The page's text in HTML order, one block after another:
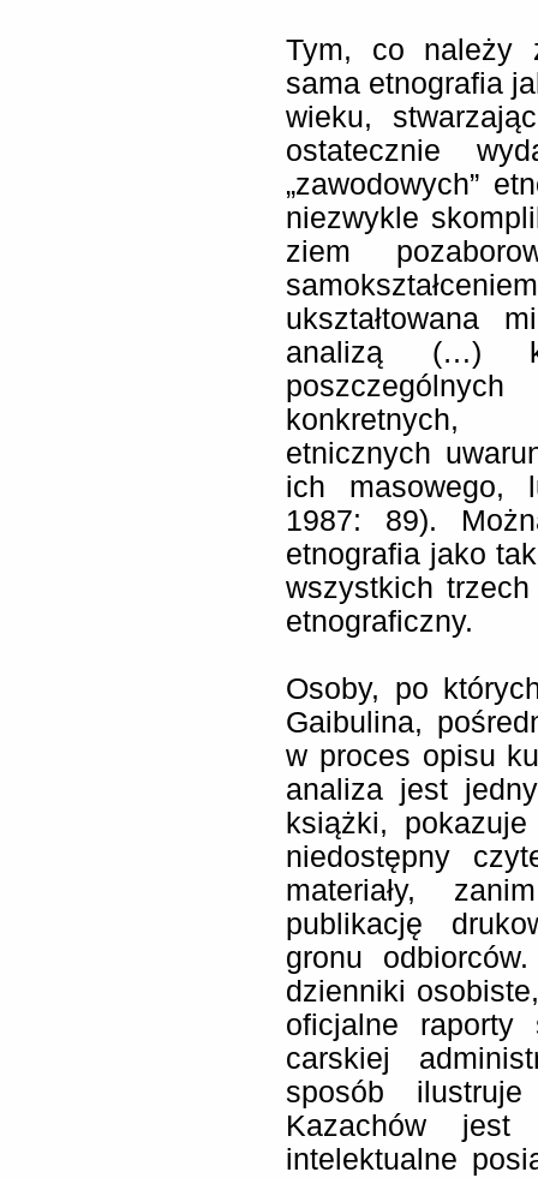
Tym, co należy
sama etnografia
wieku,
ostatecznie
„zawodowych”
niezwykle
ziem
ukształtowana
analizą (…)
konkretnych,
etnicznych
ich masowego,
1987: 89).
etnografia jako
wszystkich trzech
etnograficzny.
Osoby, po
Gaibulina,
w proces opisu
analiza jest
książki,
niedostępny
materiały,
publikację
gronu
dzienniki
oficjalne raporty
carskiej
sposób
Kazachów jest
intelektualne